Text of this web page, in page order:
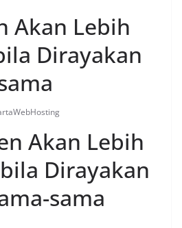
Akan Lebih
Dirayakan
Akan Lebih
Dirayakan
sama